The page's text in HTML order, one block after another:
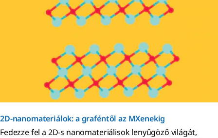
2D-nanomateriálok: a graféntől az MXenekig
Fedezze fel a 2D-s nanomateriálisok lenyűgöző világát,